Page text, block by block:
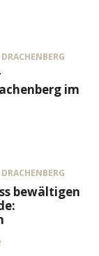
im
bewältigen